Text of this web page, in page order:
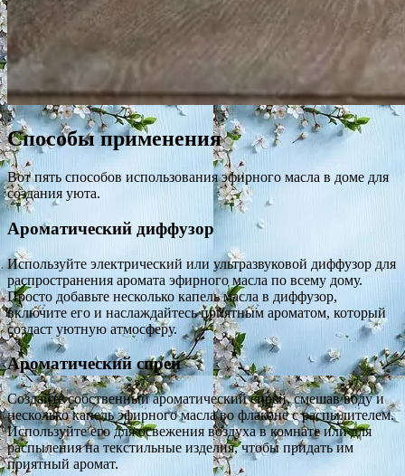
Способы применения
Вот пять способов использования эфирного масла в доме для
создания уюта.
Ароматический диффузор
Используйте электрический или ультразвуковой диффузор для
распространения аромата эфирного масла по всему дому.
Просто добавьте несколько капель масла в диффузор,
включите его и наслаждайтесь приятным ароматом, который
создаст уютную атмосферу.
Ароматический спрей
Создайте собственный ароматический спрей, смешав воду и
несколько капель эфирного масла во флаконе с распылителем.
Используйте его для освежения воздуха в комнате или для
распыления на текстильные изделия, чтобы придать им
приятный аромат.